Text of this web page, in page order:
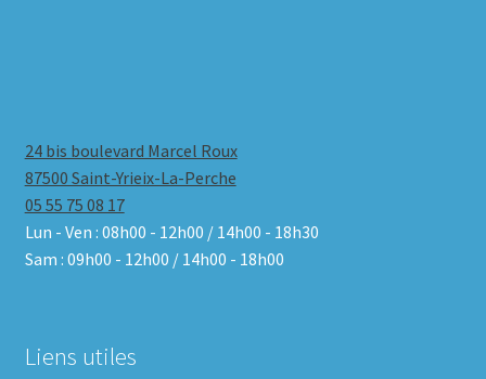
24 bis boulevard Marcel Roux
87500 Saint-Yrieix-La-Perche
05 55 75 08 17
Lun - Ven : 08h00 - 12h00 / 14h00 - 18h30
Sam : 09h00 - 12h00 / 14h00 - 18h00
Liens utiles